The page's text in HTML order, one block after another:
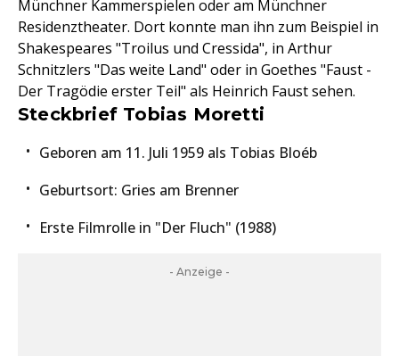
Münchner Kammerspielen oder am Münchner
Residenztheater. Dort konnte man ihn zum Beispiel in
Shakespeares "Troilus und Cressida", in Arthur
Schnitzlers "Das weite Land" oder in Goethes "Faust -
Der Tragödie erster Teil" als Heinrich Faust sehen.
Steckbrief Tobias Moretti
Geboren am 11. Juli 1959 als Tobias Bloéb
Geburtsort: Gries am Brenner
Erste Filmrolle in "Der Fluch" (1988)
- Anzeige -